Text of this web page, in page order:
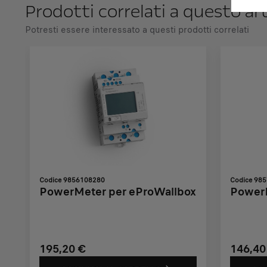
Prodotti correlati a questo
Potresti essere interessato a questi prodotti correlati
Codice 9856108280
PowerMeter per eProWallbox
195,20 €
Codice